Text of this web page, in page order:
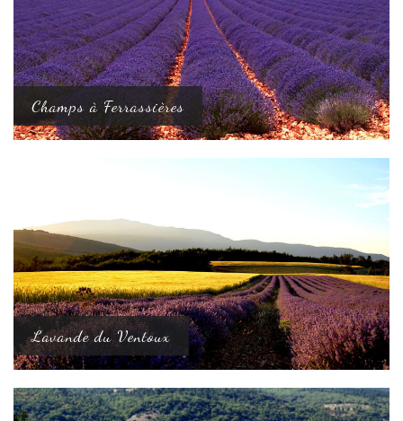
Champs à Ferrassières
Lavande du Ventoux